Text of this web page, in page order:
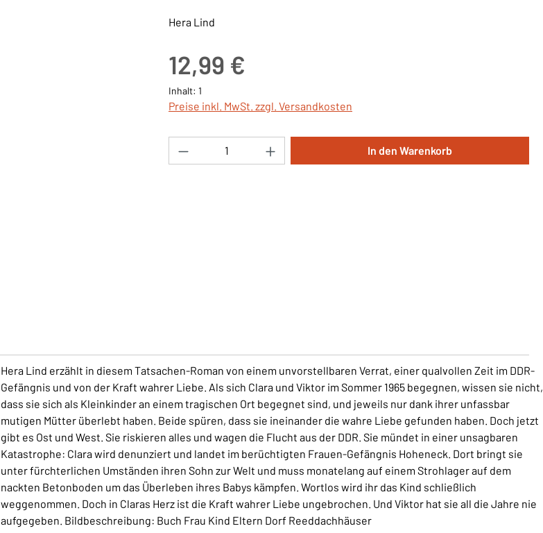
Hera Lind
12,99 €
Inhalt: 1
Preise inkl. MwSt. zzgl. Versandkosten
Produkt Anzahl: Gib den gewünschten Wert ein
In den Warenkorb
Hera Lind erzählt in diesem Tatsachen-Roman von einem unvorstellbaren Verrat, einer qualvollen Zeit im DDR-
Gefängnis und von der Kraft wahrer Liebe. Als sich Clara und Viktor im Sommer 1965 begegnen, wissen sie nicht,
dass sie sich als Kleinkinder an einem tragischen Ort begegnet sind, und jeweils nur dank ihrer unfassbar
mutigen Mütter überlebt haben. Beide spüren, dass sie ineinander die wahre Liebe gefunden haben. Doch jetzt
gibt es Ost und West. Sie riskieren alles und wagen die Flucht aus der DDR. Sie mündet in einer unsagbaren
Katastrophe: Clara wird denunziert und landet im berüchtigten Frauen-Gefängnis Hoheneck. Dort bringt sie
unter fürchterlichen Umständen ihren Sohn zur Welt und muss monatelang auf einem Strohlager auf dem
nackten Betonboden um das Überleben ihres Babys kämpfen. Wortlos wird ihr das Kind schließlich
weggenommen. Doch in Claras Herz ist die Kraft wahrer Liebe ungebrochen. Und Viktor hat sie all die Jahre nie
aufgegeben. Bildbeschreibung: Buch Frau Kind Eltern Dorf Reeddachhäuser